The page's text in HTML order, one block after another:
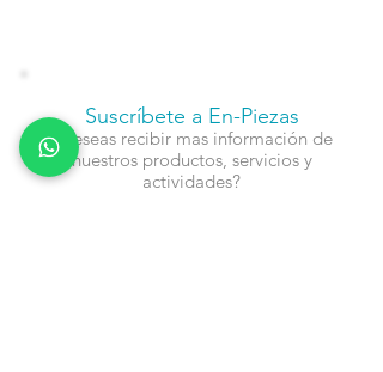
Suscríbete a En-Piezas
¿Deseas recibir mas información de
nuestros productos, servicios y
actividades?